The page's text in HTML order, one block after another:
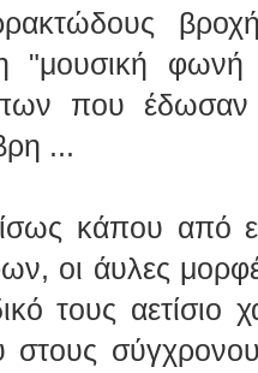
"μουσική φωνή
που έδωσαν
...
ίσως κάπου από
οι άυλες
τους αετίσιο
στους